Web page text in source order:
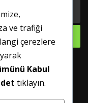
ve trafiği
çerezlere
Kabul
tıklayın.